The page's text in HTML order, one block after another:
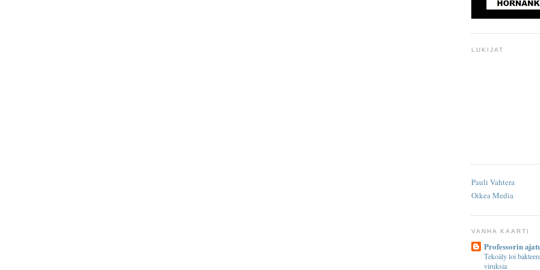
LUKIJAT
Pauli Vahtera
Oikea Media
VANHA KAARTI
Professorin
Tekoäly loi
viruksia